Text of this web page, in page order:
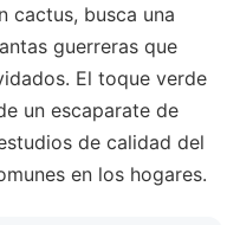
cactus, busca una
guerreras que
El toque verde
un escaparate de
de calidad del
en los hogares.